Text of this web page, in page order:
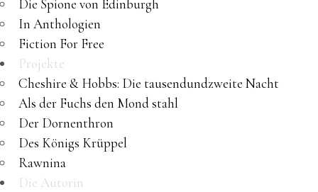
Die Spione von Edinburgh
In Anthologien
Fiction For Free
Projekte
Cheshire & Hobbs: Die tausendundzweite Nacht
Als der Fuchs den Mond stahl
Der Dornenthron
Des Königs Krüppel
Rawnina
Die Autorin